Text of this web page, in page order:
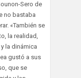
Sero de
no bastaba
«También se
la realidad,
la dinámica
gustó a sus
que se